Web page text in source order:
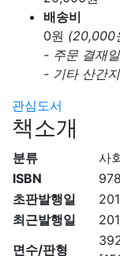
배송비
0원 (20,000
- 주문 결재
- 기타 산간
관심도서
책소개
분류
사
ISBN
초판발행일
최근발행일
면수/판형